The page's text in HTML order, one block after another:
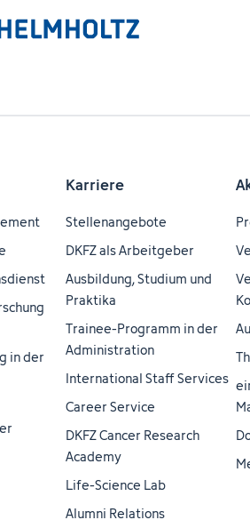
in der
Karriere
Stellenangebote
DKFZ als Arbeitgeber
Ausbildung, Studium und
Praktika
Trainee-Programm in der
Administration
International Staff Services
Career Service
DKFZ Cancer Research
Academy
Life-Science Lab
Alumni Relations